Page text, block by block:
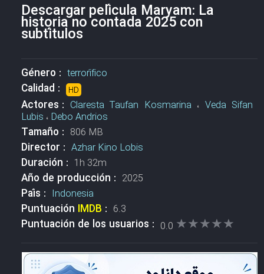
Descargar película Maryam: La
historia no contada 2025 con
subtítulos
Género : terrorífico
Calidad : HD
Actores : Claresta Taufan Kosmarina ، Veda Sifan
Lubis ، Debo Andrios
Tamaño : 806 MB
Director : Azhar Kino Lobis
Duración : 1h 32m
Año de producción : 2025
País : Indonesia
Puntuación IMDB : 6.3
Puntuación de los usuarios : 0.0 ★★★★★
★★★★★